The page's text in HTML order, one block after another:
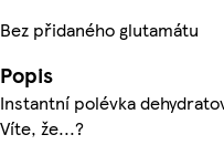
Bez přidaného glutamátu
Popis
Instantní polévka
Víte, že...?